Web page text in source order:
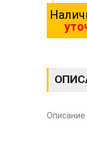
Описание